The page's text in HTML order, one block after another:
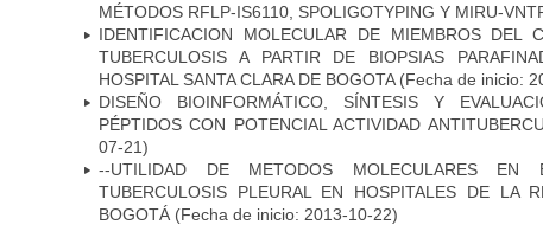
MÉTODOS RFLP-IS6110, SPOLIGOTYPING Y MIRU-
IDENTIFICACION MOLECULAR DE MIEMBROS DEL
TUBERCULOSIS A PARTIR DE BIOPSIAS
HOSPITAL SANTA CLARA DE BOGOTA(Fecha de inicio:
DISEÑO BIOINFORMÁTICO, SÍNTESIS Y
PÉPTIDOS CON POTENCIAL ACTIVIDAD
07-21)
--UTILIDAD DE METODOS MOLECULARES
TUBERCULOSIS PLEURAL EN HOSPITALES DE LA
BOGOTÁ (Fecha de inicio: 2013-10-22)